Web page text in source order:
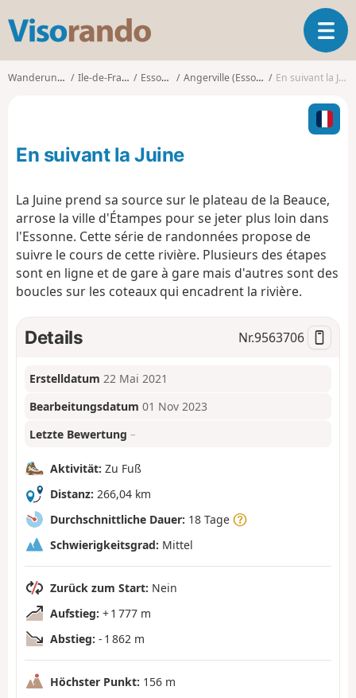
s
o
o
T
o
g
l
n
g
a
i
o
Wanderungen Ile-de-France Essonne Angerville (Essonne) En suivant la Juine
En suivant la Juine
La Juine prend sa source sur le plateau de la Beauce,
arrose la ville d'Étampes pour se jeter plus loin dans
l'Essonne. Cette série de randonnées propose de
suivre le cours de cette rivière. Plusieurs des étapes
sont en ligne et de gare à gare mais d'autres sont des
boucles sur les coteaux qui encadrent la rivière.
Details Nr.9563706
Erstelldatum 22 Mai 2021
Bearbeitungsdatum 01 Nov 2023
Letzte Bewertung –
Aktivität: Zu Fuß
Distanz: 266,04 km
Durchschnittliche Dauer: 18 Tage
Schwierigkeitsgrad: Mittel
Zurück zum Start: Nein
Aufstieg: + 1 777 m
Abstieg: - 1 862 m
Höchster Punkt: 156 m